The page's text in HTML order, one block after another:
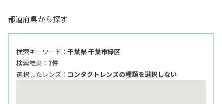
都道府県から探す
検索キーワード ： 千葉県 千葉市緑区
検索結果 ： 7件
選択したレンズ ： コンタクトレンズの種類を選択しない